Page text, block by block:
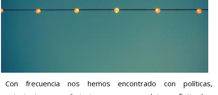
Con frecuencia nos hemos encontrado con políticas,